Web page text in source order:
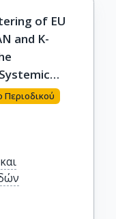
of EU
and K-
Περιοδικού